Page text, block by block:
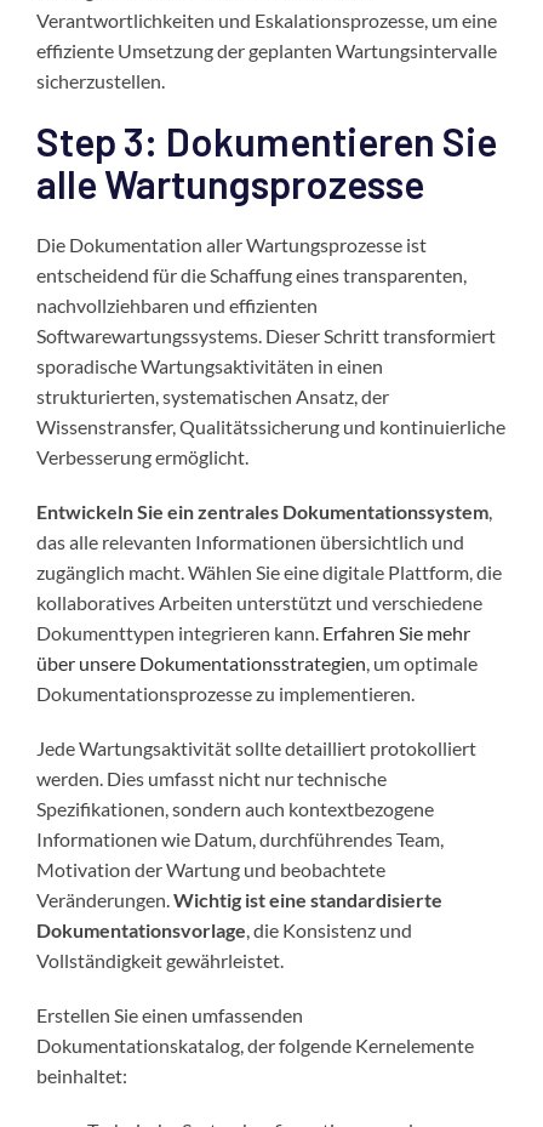
Verantwortlichkeiten und Eskalationsprozesse, um eine
effiziente Umsetzung der geplanten Wartungsintervalle
sicherzustellen.
Step 3: Dokumentieren Sie
alle Wartungsprozesse
Die Dokumentation aller Wartungsprozesse ist
entscheidend für die Schaffung eines transparenten,
nachvollziehbaren und effizienten
Softwarewartungssystems. Dieser Schritt transformiert
sporadische Wartungsaktivitäten in einen
strukturierten, systematischen Ansatz, der
Wissenstransfer, Qualitätssicherung und kontinuierliche
Verbesserung ermöglicht.
Entwickeln Sie ein zentrales Dokumentationssystem,
das alle relevanten Informationen übersichtlich und
zugänglich macht. Wählen Sie eine digitale Plattform, die
kollaboratives Arbeiten unterstützt und verschiedene
Dokumenttypen integrieren kann. Erfahren Sie mehr
über unsere Dokumentationsstrategien, um optimale
Dokumentationsprozesse zu implementieren.
Jede Wartungsaktivität sollte detailliert protokolliert
werden. Dies umfasst nicht nur technische
Spezifikationen, sondern auch kontextbezogene
Informationen wie Datum, durchführendes Team,
Motivation der Wartung und beobachtete
Veränderungen.Wichtig ist eine standardisierte
Dokumentationsvorlage, die Konsistenz und
Vollständigkeit gewährleistet.
Erstellen Sie einen umfassenden
Dokumentationskatalog, der folgende Kernelemente
beinhaltet: